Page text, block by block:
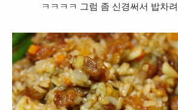
ㅋㅋㅋㅋ 그럼 좀 신경써서 밥차